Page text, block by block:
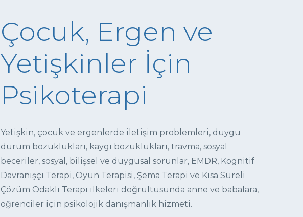
Çocuk, Ergen ve
Yetişkinler İçin
Psikoterapi
Yetişkin, çocuk ve ergenlerde iletişim problemleri, duygu
durum bozuklukları, kaygı bozuklukları, travma, sosyal
beceriler, sosyal, bilişsel ve duygusal sorunlar, EMDR, Kognitif
Davranışçı Terapi, Oyun Terapisi, Şema Terapi ve Kısa Süreli
Çözüm Odaklı Terapi ilkeleri doğrultusunda anne ve babalara,
öğrenciler için psikolojik danışmanlık hizmeti.